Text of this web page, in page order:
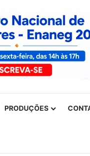
PRODUÇÕES